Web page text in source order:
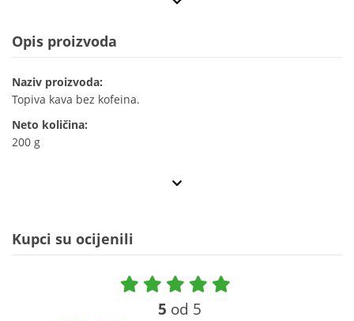
Opis proizvoda
Naziv proizvoda:
Topiva kava bez kofeina.
Neto količina:
200 g
Kupci su ocijenili
5 od 5